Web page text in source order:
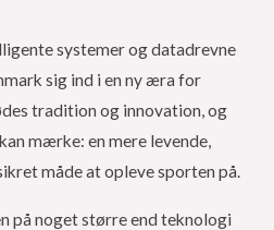
systemer og datadrevne
sig ind i en ny æra for
tradition og innovation, og
mærke: en mere levende,
måde at opleve sporten på.
på noget større end teknologi